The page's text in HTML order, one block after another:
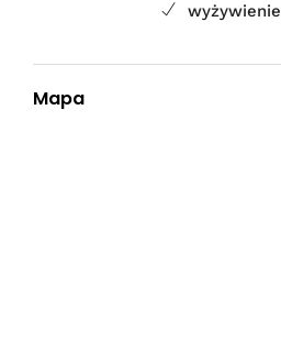
wyżywienie
Mapa